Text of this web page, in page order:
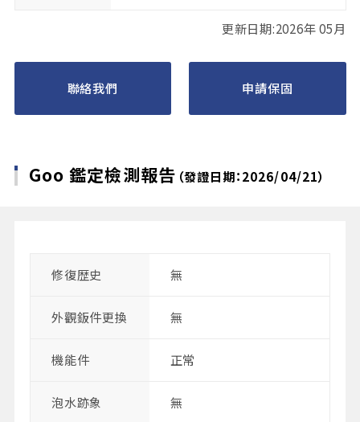
更新日期:2026年 05月
聯絡我們 申請保固
Goo 鑑定檢測報告 （發證日期：2026/04/21）
修復歴史 無
外觀鈑件更換 無
機能件 正常
泡水跡象 無